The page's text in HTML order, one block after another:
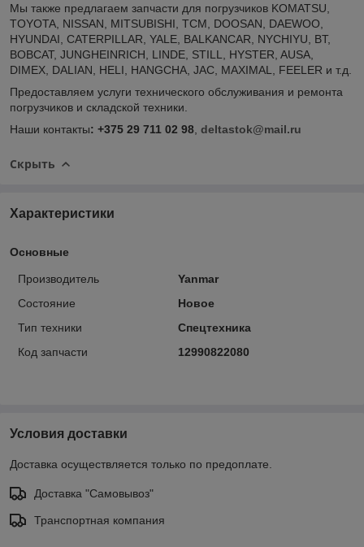
Мы также предлагаем запчасти для погрузчиков KOMATSU,
TOYOTA, NISSAN, MITSUBISHI, TCM, DOOSAN, DAEWOO,
HYUNDAI, CATERPILLAR, YALE, BALKANCAR, NYCHIYU, BT,
BOBCAT, JUNGHEINRICH, LINDE, STILL, HYSTER, AUSA,
DIMEX, DALIAN, HELI, HANGCHA, JAC, MAXIMAL, FEELER и т.д.
Предоставляем услуги технического обслуживания и ремонта
погрузчиков и складской техники.
Наши контакты: +375 29 711 02 98 deltastok@mail.ru
Скрыть
Характеристики
Основные
Производитель
Yanmar
Состояние
Новое
Тип техники
Спецтехника
Код запчасти
12990822080
Условия доставки
Доставка осуществляется только по предоплате.
Доставка "Самовывоз"
Транспортная компания